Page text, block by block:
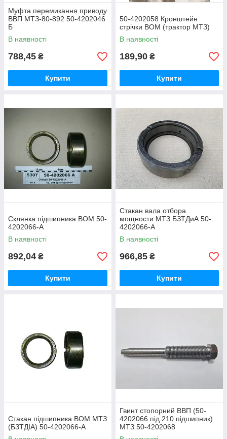
Муфта перемикання приводу
ВВП МТЗ-80-892 50-4202046
Б
В наявності
788,45 ₴
Купити
50-4202058 Кронштейн
стрічки ВОМ (трактор МТЗ)
В наявності
189,90 ₴
Купити
Склянка підшипника ВОМ 50-
4202066-А
В наявності
892,04 ₴
Купити
Стакан вала отбора
мощности МТЗ БЗТДиА 50-
4202066-А
В наявності
966,85 ₴
Купити
Стакан підшипника ВОМ МТЗ
(БЗТДІА) 50-4202066-А
Гвинт стопорний ВВП (50-
4202066 під 210 підшипник)
МТЗ 50-4202068